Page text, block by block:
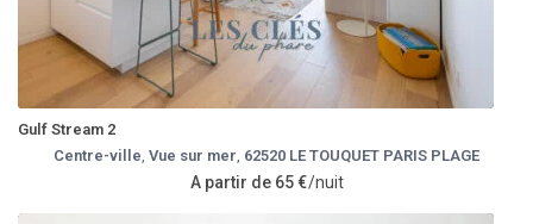
Gulf Stream 2
Centre-ville Vue sur mer 62520 LE TOUQUET PARIS PLAGE
A partir de 65 €/nuit